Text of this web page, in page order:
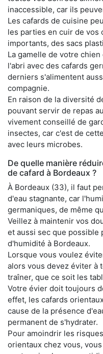
inaccessible, car ils
Les cafards de cuisine
les parties en cuir de vos
importants, des sacs
La gamelle de votre
l'abri avec des cafards
derniers s'alimentent
compagnie.
En raison de la diversité
pouvant servir de repas
vivement conseillé de
insectes, car c'est de
avec leurs microbes.
De quelle manière
de cafard à Bordeaux ?
À Bordeaux (33), il faut
d'eau stagnante, car
germaniques, de même
Veillez à maintenir vos
et aussi sec que
d'humidité à Bordeaux.
Lorsque vous voulez
alors vous devez éviter à
traîner, que ce soit les
Votre évier doit toujours
effet, les cafards
cause de la présence
permanent de s'hydrater.
Pour amoindrir les
orientaux chez vous,